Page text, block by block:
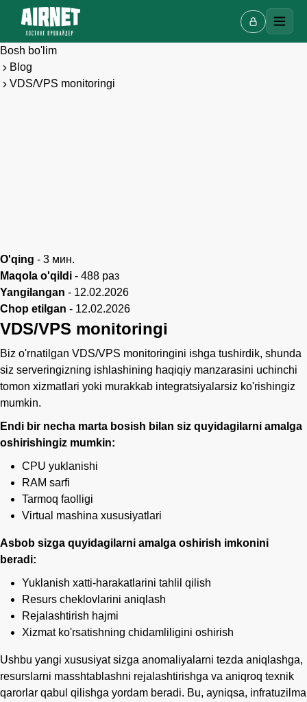
Bosh bo'lim
Blog
VDS/VPS monitoringi
O'qing - 3 мин.
Maqola o'qildi - 488 раз
Yangilangan - 12.02.2026
Chop etilgan - 12.02.2026
VDS/VPS monitoringi
Biz o'rnatilgan VDS/VPS monitoringini ishga tushirdik, shunda
siz serveringizning ishlashining haqiqiy manzarasini uchinchi
tomon xizmatlari yoki murakkab integratsiyalarsiz ko'rishingiz
mumkin.
Endi bir necha marta bosish bilan siz quyidagilarni amalga
oshirishingiz mumkin:
CPU yuklanishi
RAM sarfi
Tarmoq faolligi
Virtual mashina xususiyatlari
Asbob sizga quyidagilarni amalga oshirish imkonini
beradi:
Yuklanish xatti-harakatlarini tahlil qilish
Resurs cheklovlarini aniqlash
Rejalashtirish hajmi
Xizmat ko'rsatishning chidamliligini oshirish
Ushbu yangi xususiyat sizga anomaliyalarni tezda aniqlashga,
resurslarni masshtablashni rejalashtirishga va aniqroq texnik
qarorlar qabul qilishga yordam beradi. Bu, ayniqsa, infratuzilma
Ismingiz
Telefon